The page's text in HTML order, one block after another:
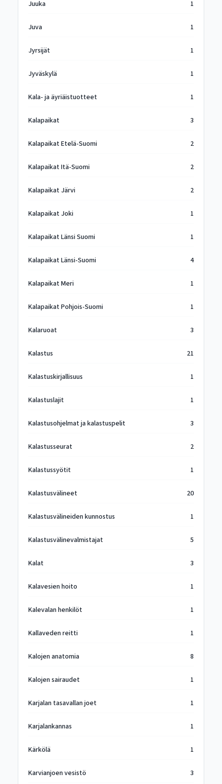
Juuka 1
Juva 1
Jyrsijät 1
Jyväskylä 1
Kala- ja äyriäistuotteet 1
Kalapaikat 3
Kalapaikat Etelä-Suomi 2
Kalapaikat Itä-Suomi 2
Kalapaikat Järvi 2
Kalapaikat Joki 1
Kalapaikat Länsi Suomi 1
Kalapaikat Länsi-Suomi 4
Kalapaikat Meri 1
Kalapaikat Pohjois-Suomi 1
Kalaruoat 3
Kalastus 21
Kalastuskirjallisuus 1
Kalastuslajit 1
Kalastusohjelmat ja kalastuspelit 3
Kalastusseurat 2
Kalastussyötit 1
Kalastusvälineet 20
Kalastusvälineiden kunnostus 1
Kalastusvälinevalmistajat 5
Kalat 3
Kalavesien hoito 1
Kalevalan henkilöt 1
Kallaveden reitti 1
Kalojen anatomia 8
Kalojen sairaudet 1
Karjalan tasavallan joet 1
Karjalankannas 1
Kärkölä 1
Karvianjoen vesistö 3